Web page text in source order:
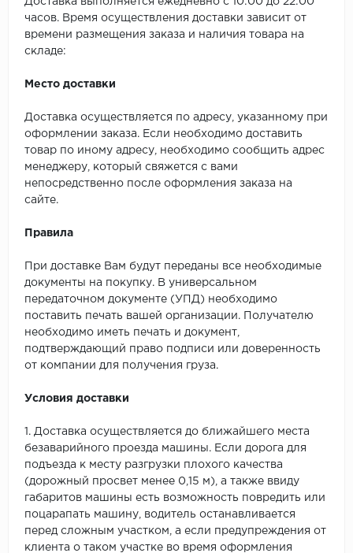
часов. Время осуществления доставки зависит от
времени размещения заказа и наличия товара на
складе:
Место доставки
Доставка осуществляется по адресу, указанному при
оформлении заказа. Если необходимо доставить
товар по иному адресу, необходимо сообщить адрес
менеджеру, который свяжется с вами
непосредственно после оформления заказа на
сайте.
Правила
При доставке Вам будут переданы все необходимые
документы на покупку. В универсальном
передаточном документе (УПД) необходимо
поставить печать вашей организации. Получателю
необходимо иметь печать и документ,
подтверждающий право подписи или доверенность
от компании для получения груза.
Условия доставки
1. Доставка осуществляется до ближайшего места
безаварийного проезда машины. Если дорога для
подъезда к месту разгрузки плохого качества
(дорожный просвет менее 0,15 м), а также ввиду
габаритов машины есть возможность повредить или
поцарапать машину, водитель останавливается
перед сложным участком, а если предупреждения от
клиента о таком участке во время оформления